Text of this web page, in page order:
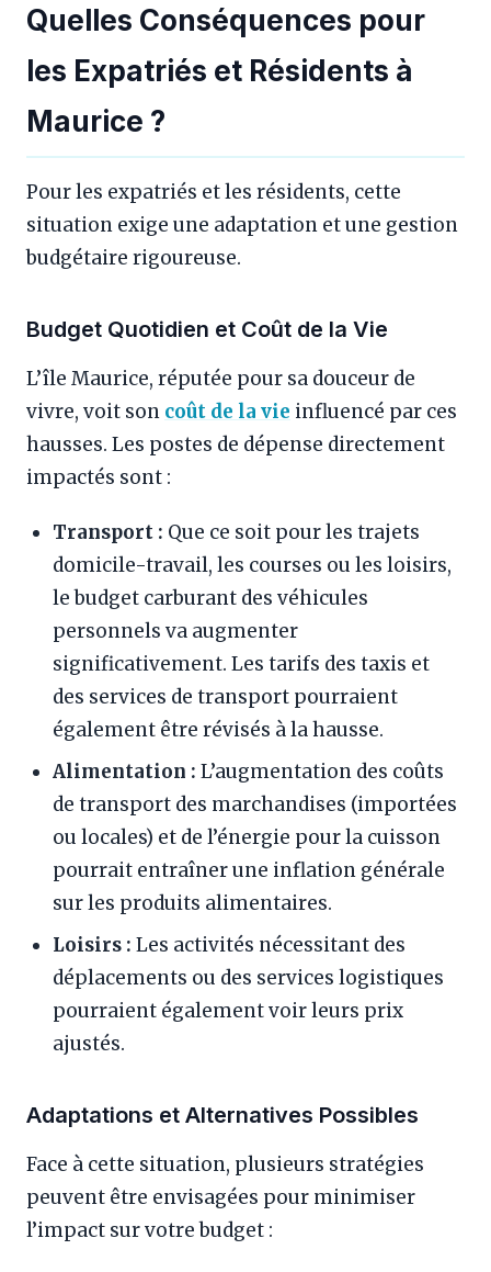
Quelles Conséquences pour
les Expatriés et Résidents à
Maurice ?
Pour les expatriés et les résidents, cette
situation exige une adaptation et une gestion
budgétaire rigoureuse.
Budget Quotidien et Coût de la Vie
L’île Maurice, réputée pour sa douceur de
vivre, voit son coût de la vie influencé par ces
hausses. Les postes de dépense directement
impactés sont :
Transport : Que ce soit pour les trajets
domicile-travail, les courses ou les loisirs,
le budget carburant des véhicules
personnels va augmenter
significativement. Les tarifs des taxis et
des services de transport pourraient
également être révisés à la hausse.
Alimentation : L’augmentation des coûts
de transport des marchandises (importées
ou locales) et de l’énergie pour la cuisson
pourrait entraîner une inflation générale
sur les produits alimentaires.
Loisirs : Les activités nécessitant des
déplacements ou des services logistiques
pourraient également voir leurs prix
ajustés.
Adaptations et Alternatives Possibles
Face à cette situation, plusieurs stratégies
peuvent être envisagées pour minimiser
l’impact sur votre budget :